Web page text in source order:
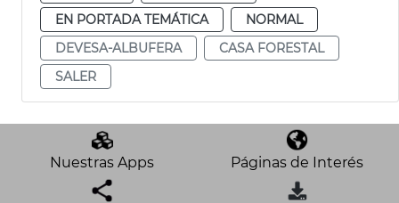
EN PORTADA TEMÁTICA
NORMAL
DEVESA-ALBUFERA
CASA FORESTAL
SALER
Nuestras Apps Páginas de Interés